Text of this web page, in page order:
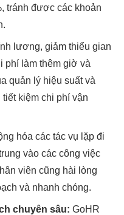
tránh được các khoản
lương, giảm thiểu gian
phí làm thêm giờ và
quản lý hiệu suất và
kiệm chi phí vận
hóa các tác vụ lặp đi
vào các công việc
viên cũng hài lòng
và nhanh chóng.
chuyên sâu: GoHR